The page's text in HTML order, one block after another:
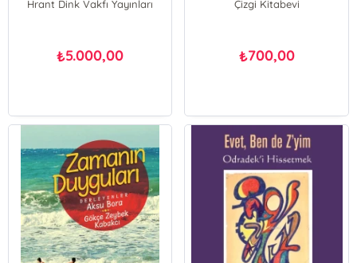
Hrant Dink Vakfı Yayınları
₺5.000,00
Çizgi Kitabevi
₺700,00